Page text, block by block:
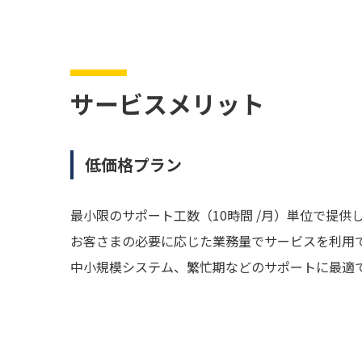
サービスメリット
低価格プラン
最小限のサポート工数（10時間 /月）単位で提供し
お客さまの必要に応じた業務量でサービスを利用
中小規模システム、繁忙期などのサポートに最適